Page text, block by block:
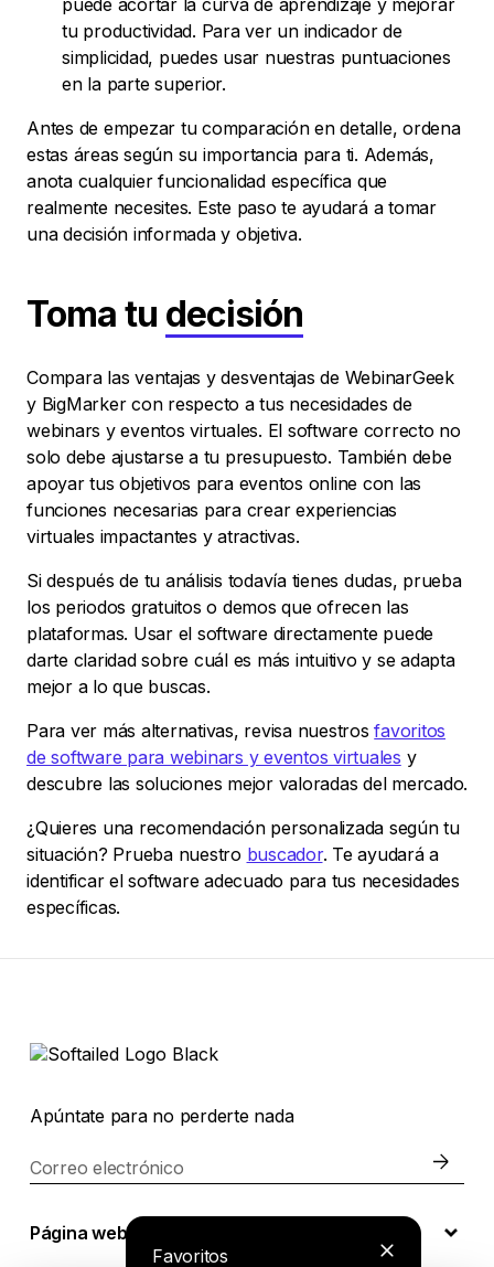
puede acortar la curva de aprendizaje y mejorar
tu productividad. Para ver un indicador de
simplicidad, puedes usar nuestras puntuaciones
en la parte superior.
Antes de empezar tu comparación en detalle, ordena
estas áreas según su importancia para ti. Además,
anota cualquier funcionalidad específica que
realmente necesites. Este paso te ayudará a tomar
una decisión informada y objetiva.
Toma tu decisión
Compara las ventajas y desventajas de WebinarGeek
y BigMarker con respecto a tus necesidades de
webinars y eventos virtuales. El software correcto no
solo debe ajustarse a tu presupuesto. También debe
apoyar tus objetivos para eventos online con las
funciones necesarias para crear experiencias
virtuales impactantes y atractivas.
Si después de tu análisis todavía tienes dudas, prueba
los periodos gratuitos o demos que ofrecen las
plataformas. Usar el software directamente puede
darte claridad sobre cuál es más intuitivo y se adapta
mejor a lo que buscas.
Para ver más alternativas, revisa nuestrosfavoritos
de software para webinars y eventos virtuales y
descubre las soluciones mejor valoradas del mercado.
¿Quieres una recomendación personalizada según tu
situación? Prueba nuestro buscador. Te ayudará a
identificar el software adecuado para tus necesidades
específicas.
Favoritos
Apúntate para no perderte nada
Correo electrónico
Página web